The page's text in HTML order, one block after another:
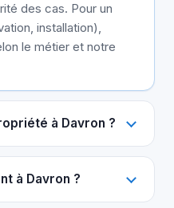
des cas. Pour un
installation),
le métier et notre
à Davron ?
à Davron ?